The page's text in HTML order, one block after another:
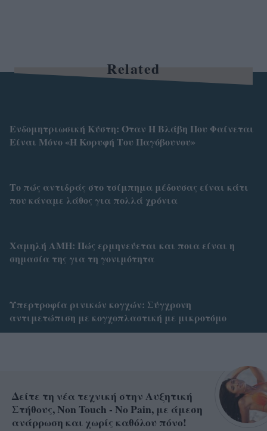
Related
Ενδομητριωσική Κύστη: Όταν Η Βλάβη Που Φαίνεται
Είναι Μόνο «Η Κορυφή Του Παγόβουνου»
Το πώς αντιδράς στο τσίμπημα μέδουσας είναι κάτι
που κάναμε λάθος για πολλά χρόνια
Χαμηλή AMH: Πώς ερμηνεύεται και ποια είναι η
σημασία της για τη γονιμότητα
Υπερτροφία ρινικών κογχών: Σύγχρονη
αντιμετώπιση με κογχοπλαστική με μικροτόμο
Δείτε τη νέα τεχνική στην Αυξητική
Στήθους, Non Touch - No Pain, με άμεση
ανάρρωση και χωρίς καθόλου πόνο!